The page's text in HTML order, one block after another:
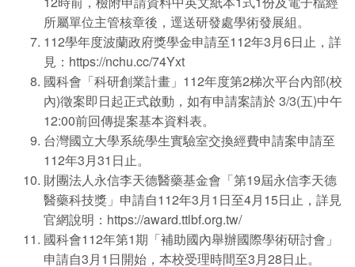
所屬單位主管核章後，逕送研發處學術發展組。
112學年度波蘭政府獎學金申請至112年3月6日止，詳
見：https://nchu.cc/74Yxt
國科會「科研創業計畫」112年度第2梯次平台內部(校
內)徵案即日起正式啟動，如有申請案請於 3/3(五)中午
12:00前回傳提案基本資料表。
台灣國立大學系統學生實驗室交換經費申請案申請至
112年3月31日止。
財團法人永信李天德醫藥基金會「第19屆永信李天德
醫藥科技獎」申請自112年3月1日至4月15日止，詳見
官網說明：https://award.ttlbf.org.tw/
國科會112年第1期「補助國內舉辦國際學術研討會」
申請自3月1日開始，本校受理時間至3月28日止。